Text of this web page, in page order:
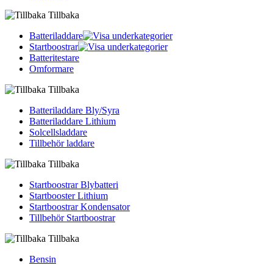
Tillbaka
Batteriladdare
Startboostrar
Batteritestare
Omformare
Tillbaka
Batteriladdare Bly/Syra
Batteriladdare Lithium
Solcellsladdare
Tillbehör laddare
Tillbaka
Startboostrar Blybatteri
Startbooster Lithium
Startboostrar Kondensator
Tillbehör Startboostrar
Tillbaka
Bensin